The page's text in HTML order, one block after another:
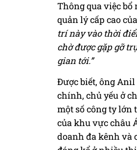
Thông qua việc
quản lý cấp cao
trí này vào thời
chờ được gặp gỡ
gian tới.”
Được biết, ông
chính, chủ yếu ở
một số công ty lớn
của khu vực châu
doanh đa kênh và